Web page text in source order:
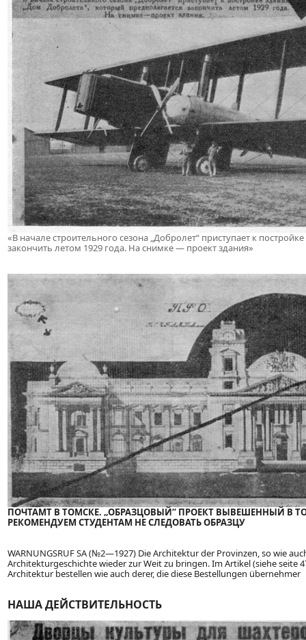
«В начале строительного сезона „Добролет“ приступает к
закончить летом 1929 года. На снимке — проект здания»
ПОЧТАМТ В ТОМСКЕ. „ОБРАЗЦОВЫЙ“ ПРОЕКТ ВЫВЕШЕННЫЙ В
РЕКОМЕНДУЕМ СТУДЕНТАМ НЕ СЛЕДОВАТЬ ОБРАЗЦУ
WARNUNGSRUF SA (№2—1927) Die Architektur der Provinzen, so wie
Architekturgeschichte wieder zur Weit zu bringen. Im Artikel (siehe seite
Architektur bestellen wie auch derer, die diese Bestellungen übernehmer
НАША ДЕЙСТВИТЕЛЬНОСТЬ